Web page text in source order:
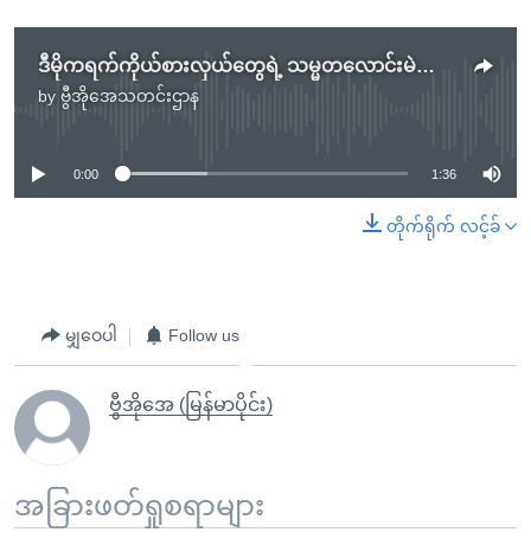
ဒီမိုကရက်ကိုယ်စားလှယ်တွေရဲ့ သမ္မတလောင်းမဲဆွယ်ပွဲ
by ဗွီအိုအေသတင်းဌာန
No media source currently available
0:00 1:36
တိုက်ရိုက် လင့်ခ်
မျှဝေပါ Follow us
ဗွီအိုအေ (မြန်မာပိုင်း)
အခြားဖတ်ရှုစရာများ